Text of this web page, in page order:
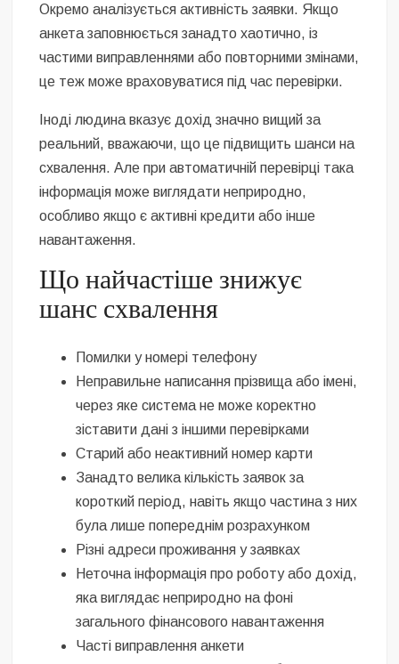
Окремо аналізується активність заявки. Якщо
анкета заповнюється занадто хаотично, із
частими виправленнями або повторними змінами,
це теж може враховуватися під час перевірки.
Іноді людина вказує дохід значно вищий за
реальний, вважаючи, що це підвищить шанси на
схвалення. Але при автоматичній перевірці така
інформація може виглядати неприродно,
особливо якщо є активні кредити або інше
навантаження.
Що найчастіше знижує
шанс схвалення
Помилки у номері телефону
Неправильне написання прізвища або імені,
через яке система не може коректно
зіставити дані з іншими перевірками
Старий або неактивний номер карти
Занадто велика кількість заявок за
короткий період, навіть якщо частина з них
була лише попереднім розрахунком
Різні адреси проживання у заявках
Неточна інформація про роботу або дохід,
яка виглядає неприродно на фоні
загального фінансового навантаження
Часті виправлення анкети